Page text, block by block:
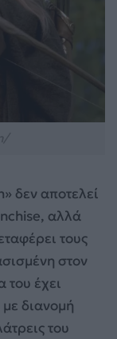
δεν αποτελεί
αλλά
τους
στον
έχει
με διανομή
του